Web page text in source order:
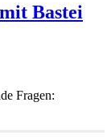
Bastei
Fragen: